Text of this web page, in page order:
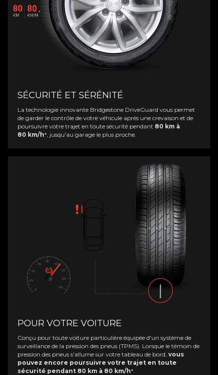
SÉCURITÉ ET SÉRÉNITÉ
La technologie innovante Bridgestone DriveGuard vous permet
de garder le contrôle de votre véhicule après une crevaison et de
poursuivre votre trajet en toute sécurité pendant 80 km à
80 km/h*, jusqu'au garage le plus proche.
POUR VOTRE VOITURE
Conçu pour toute voiture particulière équipée d'un système de
surveillance de la pression des pneus (TPMS). Lorsque le témoin de
pression des pneus s'allume sur votre tableau de bord, vous
pouvez encore poursuivre votre trajet en toute
sécurité pendant 80 km à 80 km/h*.